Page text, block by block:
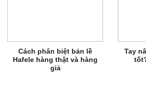
Cách phân biệt bản lề
Hafele hàng thật và hàng
giả
Tay